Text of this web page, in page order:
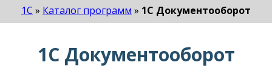
1С » Каталог программ » 1С Документооборот
1С Документооборот